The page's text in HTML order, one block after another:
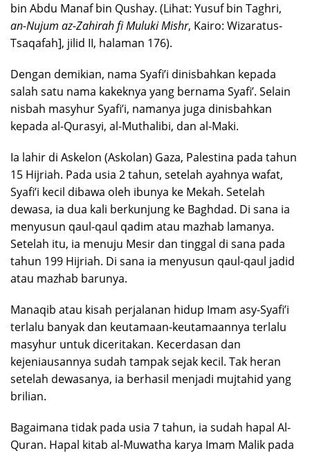
bin Abdu Manaf bin Qushay. (Lihat: Yusuf bin Taghri,
an-Nujum az-Zahirah fi Muluki Mishr, Kairo: Wizaratus-
Tsaqafah], jilid II, halaman 176).
Dengan demikian, nama Syafi’i dinisbahkan kepada
salah satu nama kakeknya yang bernama Syafi’. Selain
nisbah masyhur Syafi’i, namanya juga dinisbahkan
kepada al-Qurasyi, al-Muthalibi, dan al-Maki.
Ia lahir di Askelon (Askolan) Gaza, Palestina pada tahun
15 Hijriah. Pada usia 2 tahun, setelah ayahnya wafat,
Syafi’i kecil dibawa oleh ibunya ke Mekah. Setelah
dewasa, ia dua kali berkunjung ke Baghdad. Di sana ia
menyusun qaul-qaul qadim atau mazhab lamanya.
Setelah itu, ia menuju Mesir dan tinggal di sana pada
tahun 199 Hijriah. Di sana ia menyusun qaul-qaul jadid
atau mazhab barunya.
Manaqib atau kisah perjalanan hidup Imam asy-Syafi’i
terlalu banyak dan keutamaan-keutamaannya terlalu
masyhur untuk diceritakan. Kecerdasan dan
kejeniausannya sudah tampak sejak kecil. Tak heran
setelah dewasanya, ia berhasil menjadi mujtahid yang
brilian.
Bagaimana tidak pada usia 7 tahun, ia sudah hapal Al-
Quran. Hapal kitab al-Muwatha karya Imam Malik pada